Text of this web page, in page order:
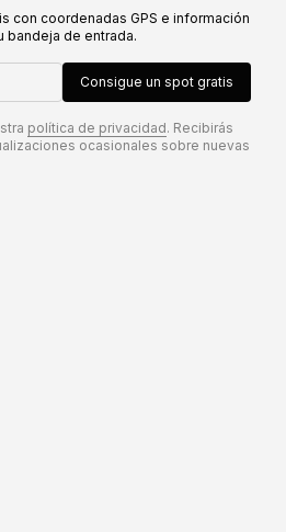
con coordenadas GPS e información
bandeja de entrada.
Consigue un spot gratis
política de privacidad. Recibirás
ocasionales sobre nuevas